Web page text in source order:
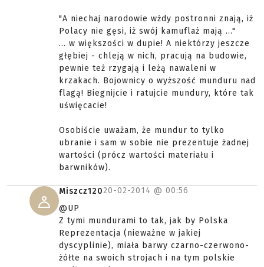
"A niechaj narodowie wżdy postronni znają, iż
Polacy nie gęsi, iż swój kamuflaż mają ..."
... w większości w dupie! A niektórzy jeszcze
głębiej - chleją w nich, pracują na budowie,
pewnie też rzygają i leżą nawaleni w
krzakach. Bojownicy o wyższość munduru nad
flagą! Biegnijcie i ratujcie mundury, które tak
uświęcacie!
Osobiście uważam, że mundur to tylko
ubranie i sam w sobie nie prezentuje żadnej
wartości (prócz wartości materiału i
barwników).
Miszcz12020-02-2014 @ 00:56
@UP
Z tymi mundurami to tak, jak by Polska
Reprezentacja (nieważne w jakiej
dyscyplinie), miała barwy czarno-czerwono-
żółte na swoich strojach i na tym polskie